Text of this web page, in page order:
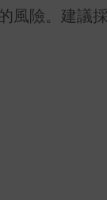
風險。建議